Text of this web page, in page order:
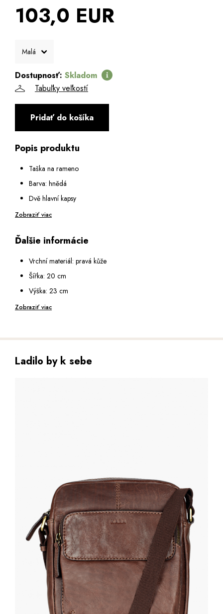
103,0 EUR
Dostupnosť: Skladom
Tabuľky veľkostí
Pridať do košíka
Popis produktu
Taška na rameno
Barva: hnědá
Dvě hlavní kapsy
Zapínání hlavních kapes: na zip
Na přední straně: kapsa na zip
Na zadní straně: kapsa na zip
Popruh na rameno: textilní, nastavitelný v rozmezí 75 - 145 cm
Zobraziť viac
Ďalšie informácie
Vrchní materiál: pravá kůže
Šířka: 20 cm
Výška: 23 cm
Hloubka: 8 cm
Zobraziť viac
Ladilo by k sebe